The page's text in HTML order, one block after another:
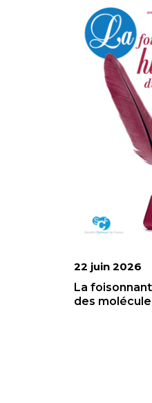
22 juin 2026
La
des